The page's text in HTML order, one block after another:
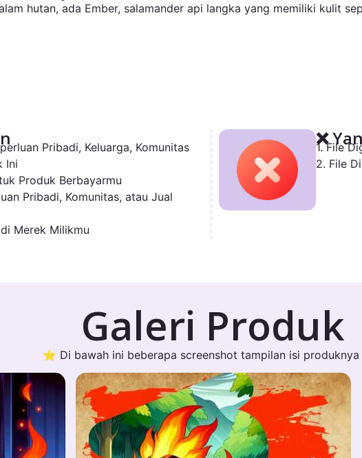
hutan, ada Ember, salamander api langka yang memiliki kulit
Pribadi, Keluarga, Komunitas
Ini
Produk Berbayarmu
Pribadi, Komunitas, atau Jual
Merek Milikmu
❌
1. File
2. File
Galeri Produk
⭐ Di bawah ini beberapa screenshot tampilan isi